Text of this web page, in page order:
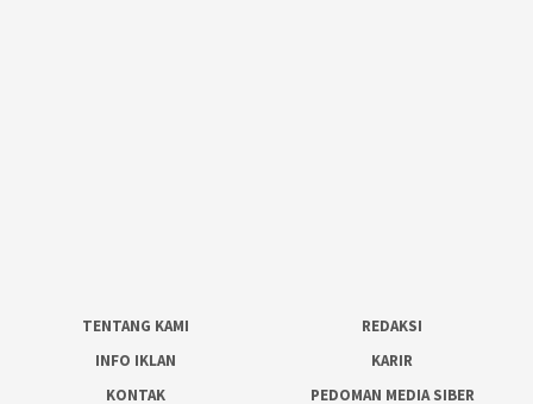
TENTANG KAMI
REDAKSI
INFO IKLAN
KARIR
KONTAK
PEDOMAN MEDIA SIBER